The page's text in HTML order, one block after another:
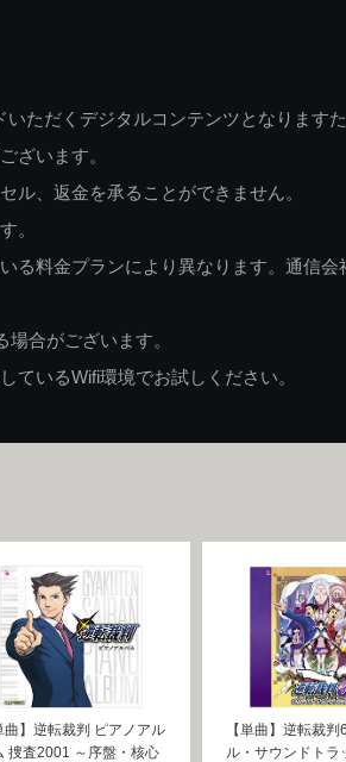
ただくデジタルコンテンツとなります
ざいます。
ル、返金を承ることができません。
。
る料金プランにより異なります。通信
合がございます。
いるWifi環境でお試しください。
曲】逆転裁判 ピアノアル
捜査2001 ～序盤・核心
【単曲】逆転裁
ル・サウンドトラ